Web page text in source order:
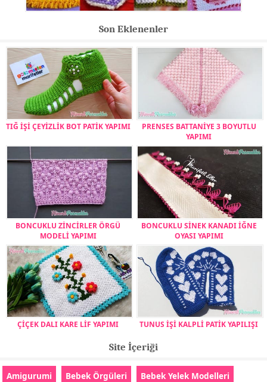
Son Eklenenler
TIĞ İŞİ ÇEYİZLİK BOT PATİK YAPIMI
PRENSES BATTANİYE 3 BOYUTLU
YAPIMI
BONCUKLU ZİNCİRLER ÖRGÜ
MODELİ YAPIMI
BONCUKLU SİNEK KANADI İĞNE
OYASI YAPIMI
ÇİÇEK DALI KARE LİF YAPIMI TUNUS İŞİ KALPLİ PATİK YAPILIŞI
Site İçeriği
Amigurumi Bebek Örgüleri Bebek Yelek Modelleri